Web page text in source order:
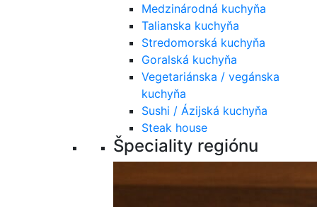
Medzinárodná kuchyňa
Talianska kuchyňa
Stredomorská kuchyňa
Goralská kuchyňa
Vegetariánska / vegánska
kuchyňa
Sushi / Ázijská kuchyňa
Steak house
Špeciality regiónu